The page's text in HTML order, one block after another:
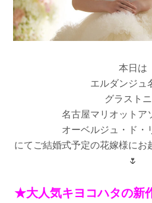
本日は
エルダンジュ
グラスト
名古屋マリオットア
オーベルジュ・ド
にてご結婚式予定の花嫁様にお
🌷
★大人気キヨコハタの新